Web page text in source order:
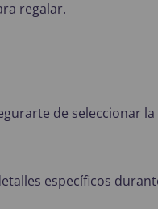
regalar.
de seleccionar
específicos